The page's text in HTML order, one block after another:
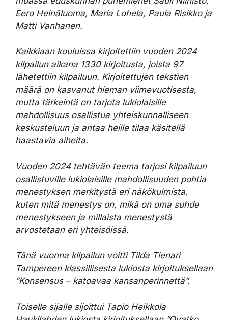
Eero Heinäluoma, Maria Lohela, Paula Risikko ja
Matti Vanhanen.
Kaikkiaan kouluissa kirjoitettiin vuoden 2024
kilpailun aikana 1330 kirjoitusta, joista 97
lähetettiin kilpailuun. Kirjoitettujen tekstien
määrä on kasvanut hieman viimevuotisesta,
mutta tärkeintä on tarjota lukiolaisille
mahdollisuus osallistua yhteiskunnalliseen
keskusteluun ja antaa heille tilaa käsitellä
haastavia aiheita.
Vuoden 2024 tehtävän teema tarjosi kilpailuun
osallistuville lukiolaisille mahdollisuuden pohtia
menestyksen merkitystä eri näkökulmista,
kuten mitä menestys on, mikä on oma suhde
menestykseen ja millaista menestystä
arvostetaan eri yhteisöissä.
Tänä vuonna kilpailun voitti Tilda Tienari
Tampereen klassillisesta lukiosta kirjoituksellaan
”Konsensus – katoavaa kansanperinnettä”.
Toiselle sijalle sijoittui Tapio Heikkola